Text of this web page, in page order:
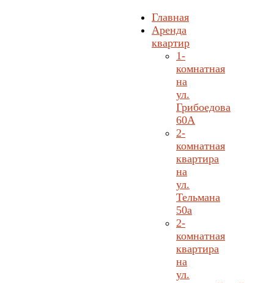
Главная
Аренда
квартир
1-
комнатная
на
ул.
Грибоедова
60А
2-
комнатная
квартира
на
ул.
Тельмана
50а
2-
комнатная
квартира
на
ул.